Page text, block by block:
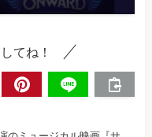
てね！